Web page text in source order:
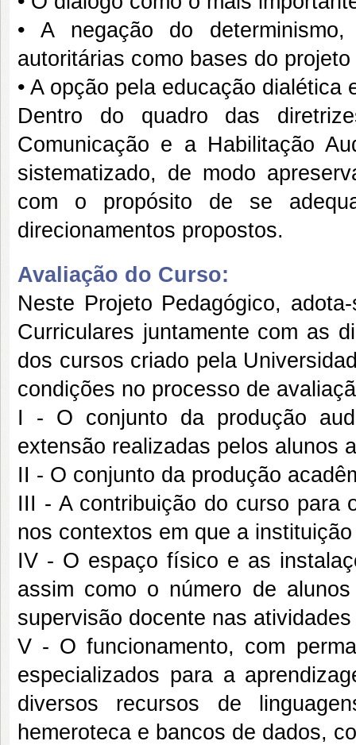
• A negação do
autoritárias como bases do
• A opção pela educação
Dentro do quadro das
Comunicação e a Habilitação
sistematizado, de modo
com o propósito de se
direcionamentos propostos.
Avaliação do Curso:
Neste Projeto Pedagógico,
Curriculares juntamente com as
dos cursos criado pela
condições no processo de
I - O conjunto da produção
extensão realizadas pelos alunos
II - O conjunto da produção
III - A contribuição do curso para
nos contextos em que a
IV - O espaço físico e as
assim como o número de
supervisão docente nas
V - O funcionamento, com
especializados para a
diversos recursos de
hemeroteca e bancos de dados,